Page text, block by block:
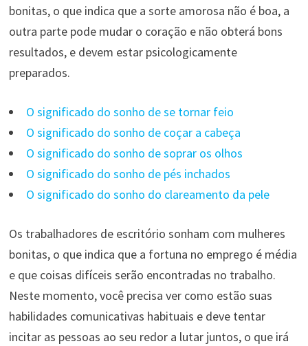
bonitas, o que indica que a sorte amorosa não é boa, a
outra parte pode mudar o coração e não obterá bons
resultados, e devem estar psicologicamente
preparados.
O significado do sonho de se tornar feio
O significado do sonho de coçar a cabeça
O significado do sonho de soprar os olhos
O significado do sonho de pés inchados
O significado do sonho do clareamento da pele
Os trabalhadores de escritório sonham com mulheres
bonitas, o que indica que a fortuna no emprego é média
e que coisas difíceis serão encontradas no trabalho.
Neste momento, você precisa ver como estão suas
habilidades comunicativas habituais e deve tentar
incitar as pessoas ao seu redor a lutar juntos, o que irá